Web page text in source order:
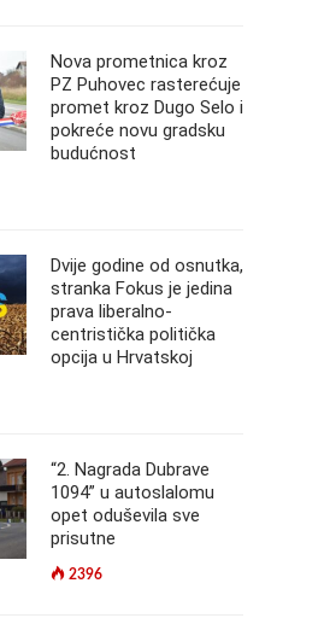
Nova prometnica kroz
PZ Puhovec rasterećuje
promet kroz Dugo Selo i
pokreće novu gradsku
budućnost
Dvije godine od osnutka,
stranka Fokus je jedina
prava liberalno-
centristička politička
opcija u Hrvatskoj
“2. Nagrada Dubrave
1094” u autoslalomu
opet oduševila sve
prisutne
2396